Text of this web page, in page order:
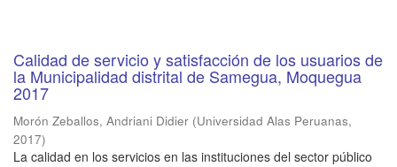
Calidad de servicio y satisfacción de los usuarios de
la Municipalidad distrital de Samegua, Moquegua
2017
Morón Zeballos, Andriani Didier (Universidad Alas Peruanas,
2017)
La calidad en los servicios en las instituciones del sector público